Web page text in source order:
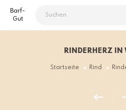
zum
Inhalt
Barf-
Gut
RINDERHERZ IN
Startseite Rind